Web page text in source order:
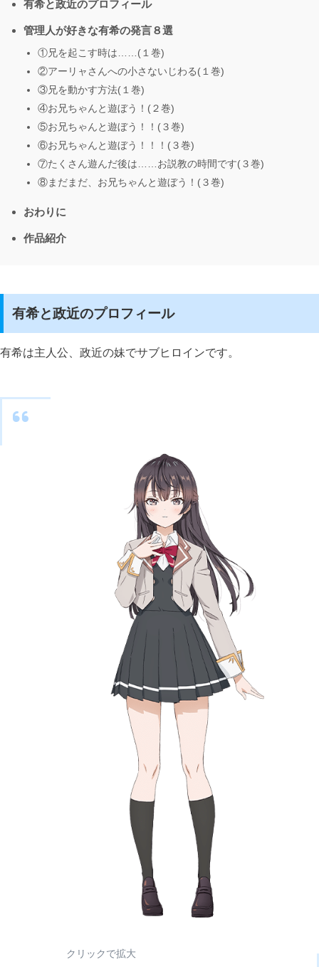
有希と政近のプロフィール
管理人が好きな有希の発言８選
①兄を起こす時は……(１巻)
②アーリャさんへの小さないじわる(１巻)
③兄を動かす方法(１巻)
④お兄ちゃんと遊ぼう！(２巻)
⑤お兄ちゃんと遊ぼう！！(３巻)
⑥お兄ちゃんと遊ぼう！！！(３巻)
⑦たくさん遊んだ後は……お説教の時間です(３巻)
⑧まだまだ、お兄ちゃんと遊ぼう！(３巻)
おわりに
作品紹介
有希と政近のプロフィール
有希は主人公、政近の妹でサブヒロインです。
クリックで拡大